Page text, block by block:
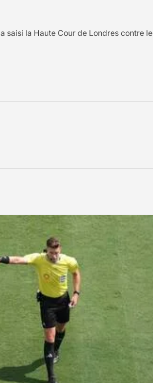
a saisi la Haute Cour de Londres contre